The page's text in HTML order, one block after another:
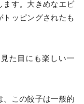
ます。大きめなエビ
ッピングされたも
た目にも楽しい一
、この餃子は一般的